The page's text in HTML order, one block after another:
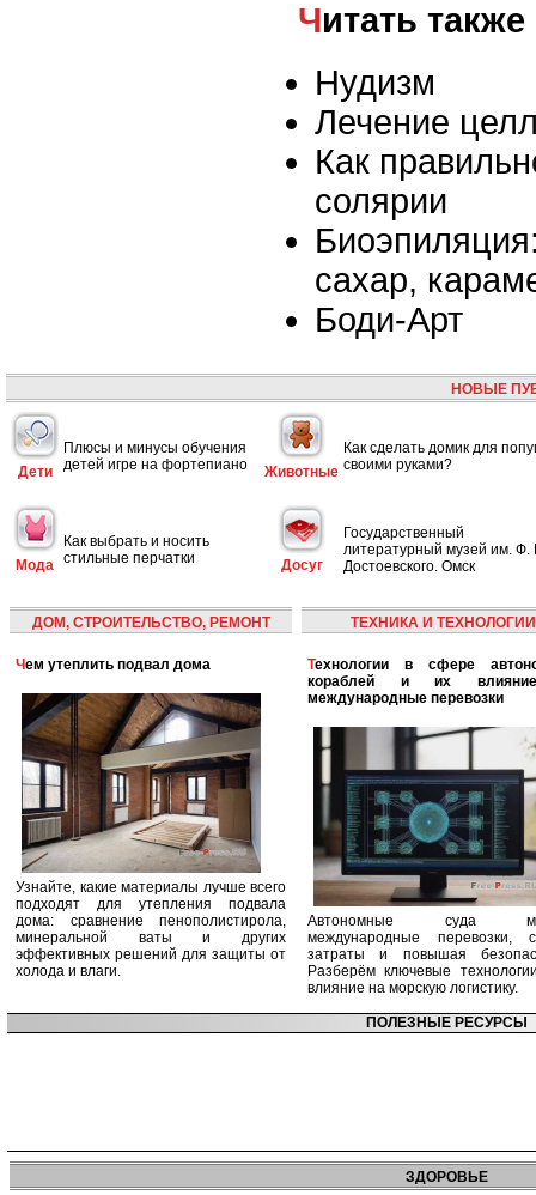
Читать также
Нудизм
Лечение
Как
солярии
сахар,
Боди-Арт
НОВЫЕ
Дети
Плюсы и минусы обучения
детей игре на фортепиано
Животные
Как сделать домик для
своими руками?
Мода
Как выбрать и носить
стильные перчатки
Досуг
Государственный
литературный музей им. Ф.
Достоевского. Омск
ДОМ, СТРОИТЕЛЬСТВО, РЕМОНТ
Чем утеплить подвал дома
Узнайте, какие материалы лучше всего
подходят для утепления подвала
дома: сравнение пенополистирола,
минеральной ваты и других
эффективных решений для защиты от
холода и влаги.
ТЕХНИКА И ТЕХНОЛОГИИ
Технологии в сфере автономных
кораблей и их
международные перевозки
Автономные суда
международные перевозки,
затраты и повышая
Разберём ключевые
влияние на морскую логистику.
ПОЛЕЗНЫЕ РЕСУРСЫ
ЗДОРОВЬЕ